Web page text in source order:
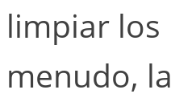
limpiar los
menudo,